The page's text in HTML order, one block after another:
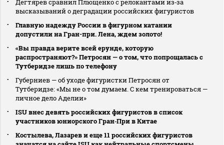
Дегтярев сравнил Плющенко с релокантами из‑за
высказываний о деградации российских фигуристов
Главную надежду России в фигурном катании
допустили на Гран-при. Лена, ждем золото!
«Вы правда верите всей ерунде, которую
распространяют?» Петросян — о том, что попрощалась с
Тутберидзе лишь по телефону
Губерниев — об уходе фигуристки Петросян от
Тутберидзе: «Мы не о том думаем. С кем тренироваться —
личное дело Аделии»
ISU внес девять российских фигуристов в список
участников юниорского Гран‑При в Китае
Костылева, Лазарев и еще 11 российских фигуристов